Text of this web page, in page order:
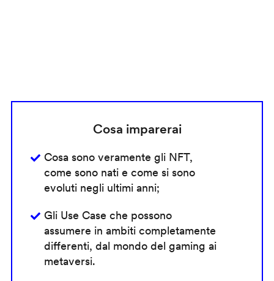
Cosa imparerai
Cosa sono veramente gli NFT,
come sono nati e come si sono
evoluti negli ultimi anni;
Gli Use Case che possono
assumere in ambiti completamente
differenti, dal mondo del gaming ai
metaversi.